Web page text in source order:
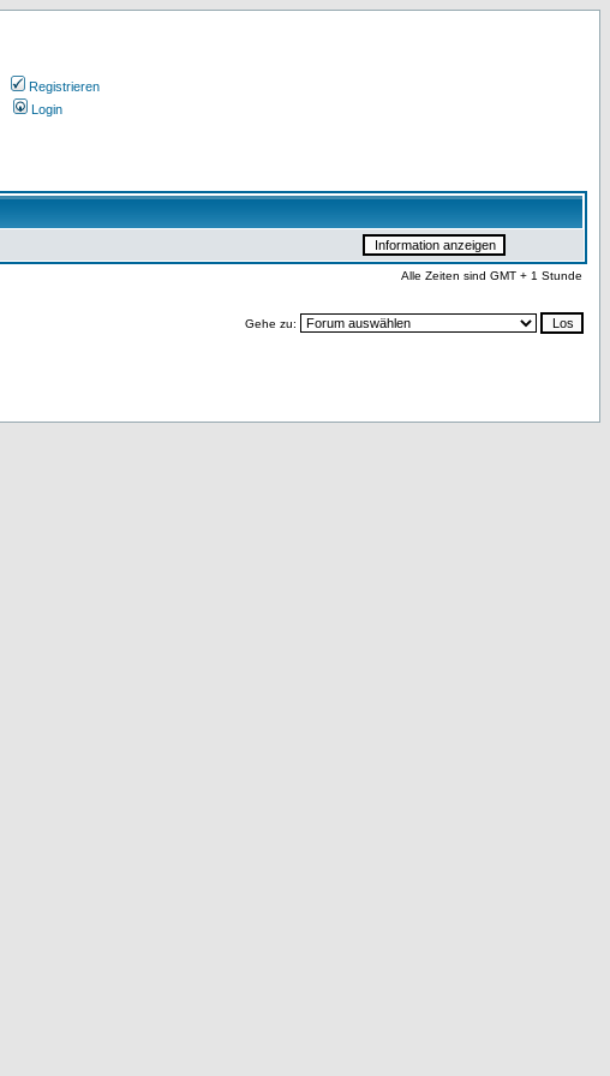
Registrieren
Login
Alle Zeiten sind GMT + 1 Stunde
Gehe zu: